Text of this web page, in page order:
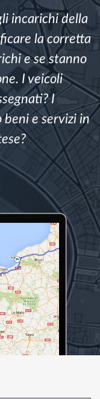
flotta
incarichi della
la corretta
e se stanno
I veicoli
I
e servizi in